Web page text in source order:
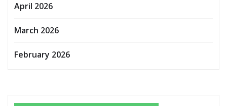
April 2026
March 2026
February 2026